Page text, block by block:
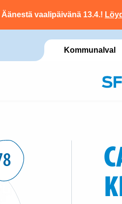
| Äänestä vaalipäivänä 13.4.!
Kommunalval